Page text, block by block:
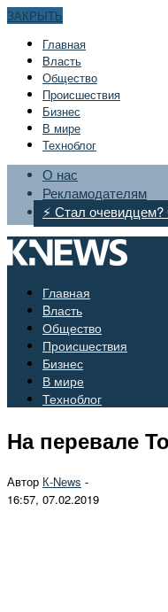
ЗАКРЫТЬ
Главная
Bласть
Общество
Происшествия
Бизнес
В мире
Техноблог
О нас
Рекламодателям
⚡ Стал
Главная
Bласть
Общество
Происшествия
Бизнес
В мире
Техноблог
На перевале
Автор К-Nеws -
16:57, 07.02.2019